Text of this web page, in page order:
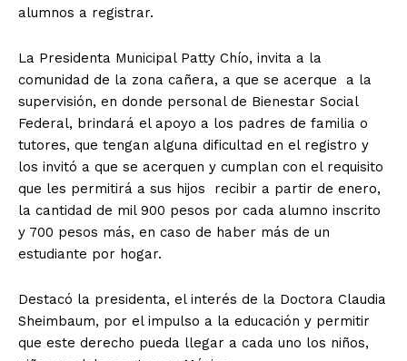
alumnos a registrar.
La Presidenta Municipal Patty Chío, invita a la
comunidad de la zona cañera, a que se acerque a la
supervisión, en donde personal de Bienestar Social
Federal, brindará el apoyo a los padres de familia o
tutores, que tengan alguna dificultad en el registro y
los invitó a que se acerquen y cumplan con el requisito
que les permitirá a sus hijos recibir a partir de enero,
la cantidad de mil 900 pesos por cada alumno inscrito
y 700 pesos más, en caso de haber más de un
estudiante por hogar.
Destacó la presidenta, el interés de la Doctora Claudia
Sheimbaum, por el impulso a la educación y permitir
que este derecho pueda llegar a cada uno los niños,